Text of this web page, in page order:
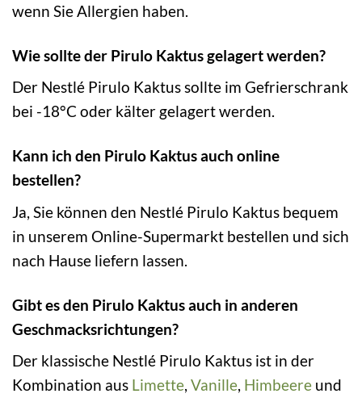
wenn Sie Allergien haben.
Wie sollte der Pirulo Kaktus gelagert werden?
Der Nestlé Pirulo Kaktus sollte im Gefrierschrank
bei -18°C oder kälter gelagert werden.
Kann ich den Pirulo Kaktus auch online
bestellen?
Ja, Sie können den Nestlé Pirulo Kaktus bequem
in unserem Online-Supermarkt bestellen und sich
nach Hause liefern lassen.
Gibt es den Pirulo Kaktus auch in anderen
Geschmacksrichtungen?
Der klassische Nestlé Pirulo Kaktus ist in der
Kombination aus Limette, Vanille, Himbeere und